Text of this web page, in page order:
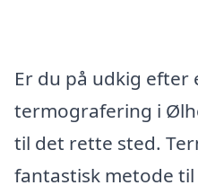
Er du på udkig efter
termografering i
til det rette sted.
fantastisk metode